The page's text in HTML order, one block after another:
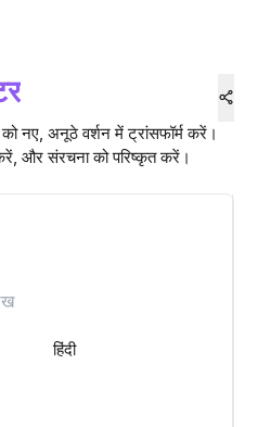
नए, अनूठे वर्शन में ट्रांसफॉर्म करें।
और संरचना को परिष्कृत करें।
हिंदी